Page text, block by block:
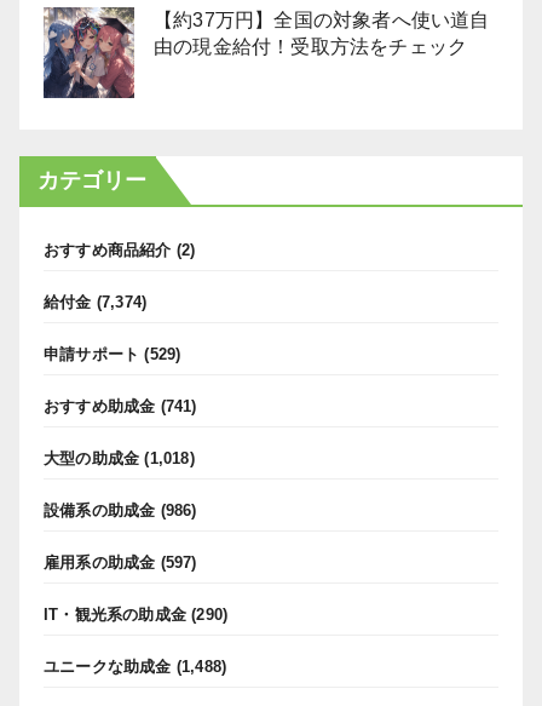
【約37万円】全国の対象者へ使い道自
由の現金給付！受取方法をチェック
カテゴリー
おすすめ商品紹介 (2)
給付金 (7,374)
申請サポート (529)
おすすめ助成金 (741)
大型の助成金 (1,018)
設備系の助成金 (986)
雇用系の助成金 (597)
IT・観光系の助成金 (290)
ユニークな助成金 (1,488)